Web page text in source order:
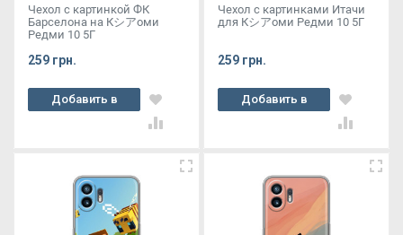
Чехол с картинкой ФК
Барселона на Кシアоми
Редми 10 5Г
259 грн.
Добавить в
корзину
Чехол с картинками Итачи
для Кシアоми Редми 10 5Г
259 грн.
Добавить в
корзину